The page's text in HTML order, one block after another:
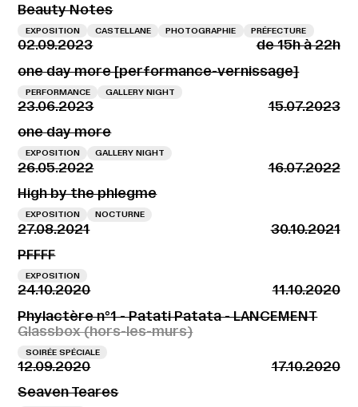
Beauty Notes
EXPOSITION CASTELLANE PHOTOGRAPHIE PRÉFECTURE
02.09.2023
de 15h à 22h
one day more [performance-vernissage]
PERFORMANCE GALLERY NIGHT
23.06.2023
15.07.2023
one day more
EXPOSITION GALLERY NIGHT
26.05.2022
16.07.2022
High by the phlegme
EXPOSITION NOCTURNE
27.08.2021
30.10.2021
PFFFF
EXPOSITION
24.10.2020
11.10.2020
Phylactère n°1 - Patati Patata - LANCEMENT
Glassbox (hors-les-murs)
SOIRÉE SPÉCIALE
12.09.2020
17.10.2020
Seaven Teares